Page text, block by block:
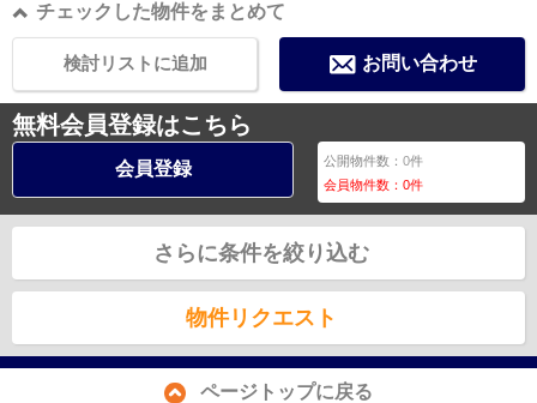
チェックした物件をまとめて
お問い合わせ
検討リストに追加
無料会員登録はこちら
会員登録 公開物件数：0件
会員物件数：0件
さらに条件を絞り込む
物件リクエスト
ページトップに戻る